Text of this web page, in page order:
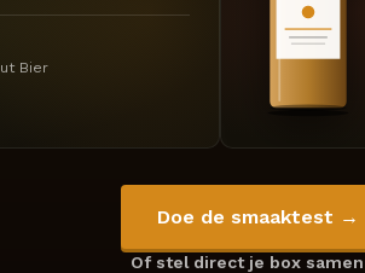
Bier
Doe de smaaktest →
Of stel direct je box